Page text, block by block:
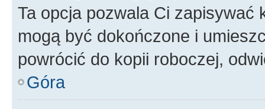
Ta opcja pozwala Ci zapisywać
mogą być dokończone i
powrócić do kopii roboczej,
Góra